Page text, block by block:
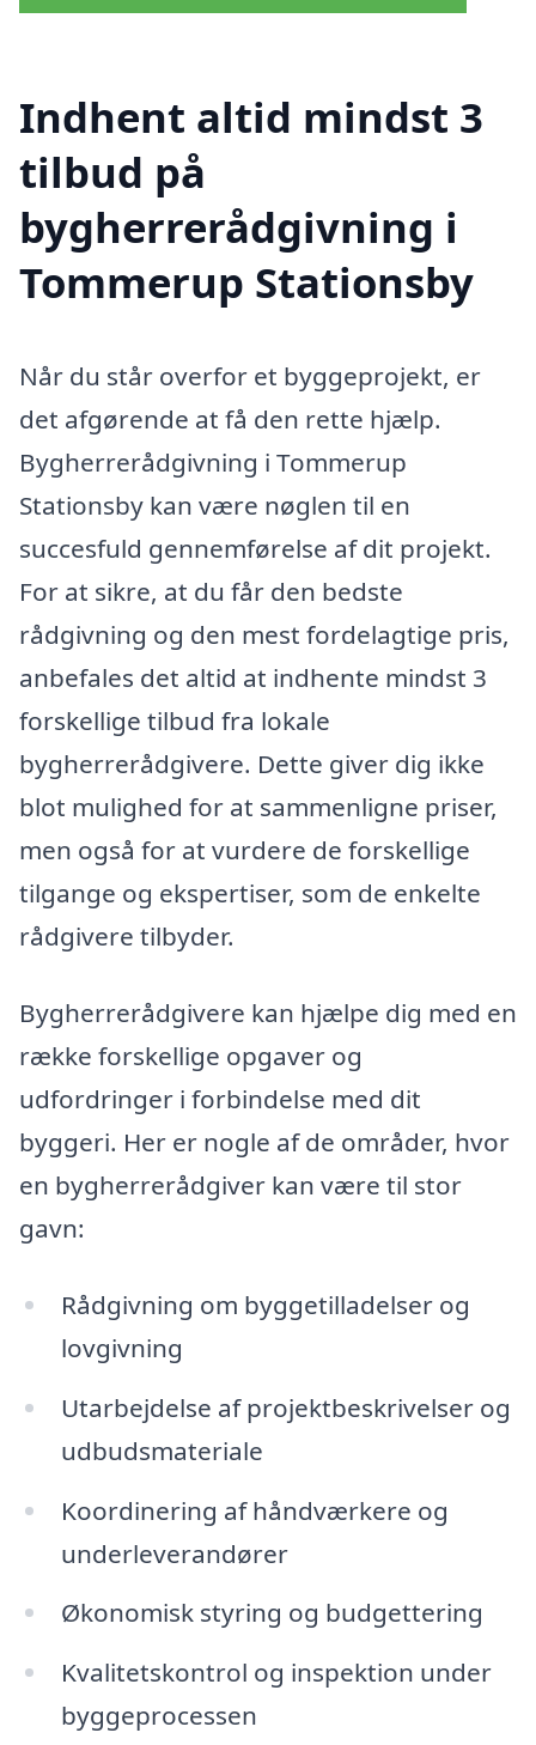
Indhent altid mindst 3
tilbud på
bygherrerådgivning i
Tommerup Stationsby
Når du står overfor et byggeprojekt, er
det afgørende at få den rette hjælp.
Bygherrerådgivning i Tommerup
Stationsby kan være nøglen til en
succesfuld gennemførelse af dit projekt.
For at sikre, at du får den bedste
rådgivning og den mest fordelagtige pris,
anbefales det altid at indhente mindst 3
forskellige tilbud fra lokale
bygherrerådgivere. Dette giver dig ikke
blot mulighed for at sammenligne priser,
men også for at vurdere de forskellige
tilgange og ekspertiser, som de enkelte
rådgivere tilbyder.
Bygherrerådgivere kan hjælpe dig med en
række forskellige opgaver og
udfordringer i forbindelse med dit
byggeri. Her er nogle af de områder, hvor
en bygherrerådgiver kan være til stor
gavn:
Rådgivning om byggetilladelser og
lovgivning
Utarbejdelse af projektbeskrivelser og
udbudsmateriale
Koordinering af håndværkere og
underleverandører
Økonomisk styring og budgettering
Kvalitetskontrol og inspektion under
byggeprocessen